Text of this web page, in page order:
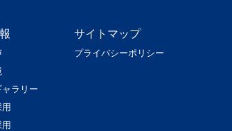
ラリー
サイトマップ
プライバシーポリシー